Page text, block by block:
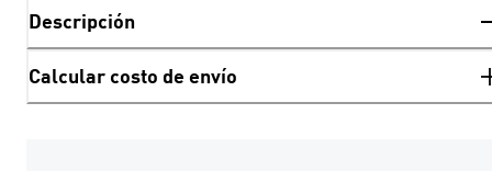
Descripción
Calcular costo de envío